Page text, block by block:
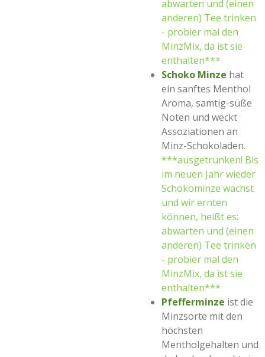
abwarten und (einen
anderen) Tee trinken
- probier mal den
MinzMix, da ist sie
enthalten***
Schoko Minze hat
ein sanftes Menthol
Aroma, samtig-süße
Noten und weckt
Assoziationen an
Minz-Schokoladen.
***ausgetrunken! Bis
im neuen Jahr wieder
Schokominze wächst
und wir ernten
können, heißt es:
abwarten und (einen
anderen) Tee trinken
- probier mal den
MinzMix, da ist sie
enthalten***
Pfefferminze ist die
Minzsorte mit den
höchsten
Mentholgehalten und